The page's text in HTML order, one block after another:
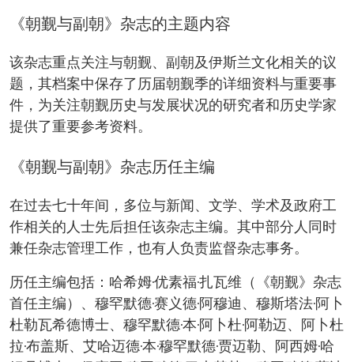
《朝觐与副朝》杂志的主题内容
该杂志重点关注与朝觐、副朝及伊斯兰文化相关的议
题，其档案中保存了历届朝觐季的详细资料与重要事
件，为关注朝觐历史与发展状况的研究者和历史学家
提供了重要参考资料。
《朝觐与副朝》杂志历任主编
在过去七十年间，多位与新闻、文学、学术及政府工
作相关的人士先后担任该杂志主编。其中部分人同时
兼任杂志管理工作，也有人负责监督杂志事务。
历任主编包括：哈希姆·优素福·扎瓦维（《朝觐》杂志
首任主编）、穆罕默德·赛义德·阿穆迪、穆斯塔法·阿卜
杜勒瓦希德博士、穆罕默德·本·阿卜杜·阿勒迈、阿卜杜
拉·布盖斯、艾哈迈德·本·穆罕默德·贾迈勒、阿西姆·哈